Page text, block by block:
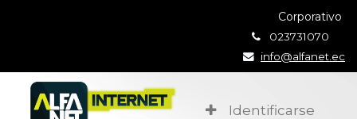
Corporativo
023731070
info@alfanet.ec
Identificarse